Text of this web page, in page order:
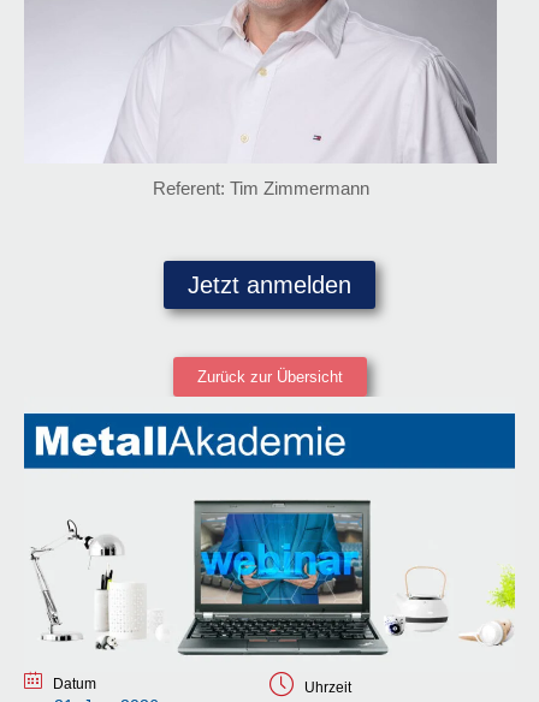
Referent: Tim Zimmermann
Jetzt anmelden
Zurück zur Übersicht
Datum Uhrzeit